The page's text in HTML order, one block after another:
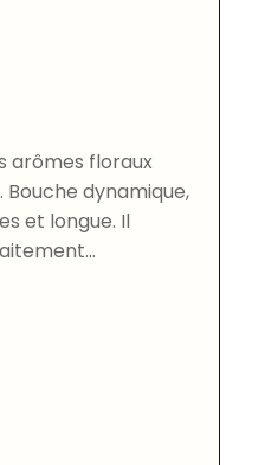
arômes floraux
dynamique,
et longue. Il